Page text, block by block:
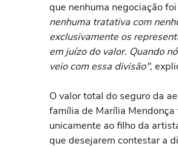
que nenhuma negociação
nenhuma tratativa com
exclusivamente os
em juízo do valor. Quando
veio com essa divisão",
O valor total do seguro da
família de Marília
unicamente ao filho da
que desejarem contestar a